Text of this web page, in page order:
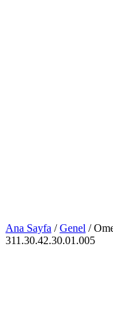
Ana Sayfa /Genel /
311.30.42.30.01.005